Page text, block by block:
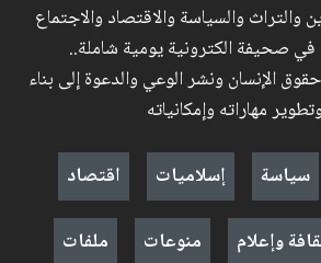
والتراث والسياسة والاقتصاد والاجتماع
في صحيفة الكترونية يومية شاملة..
الإنسان ونشر الوعي والدعوة إلى بناء
مهاراته وإمكانياته
سياسة إسلاميات
اقتصاد
وإعلام منوعات ملفات